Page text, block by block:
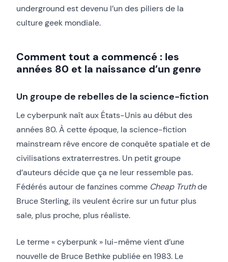
underground est devenu l’un des piliers de la
culture geek mondiale.
Comment tout a commencé : les
années 80 et la naissance d’un genre
Un groupe de rebelles de la science-fiction
Le cyberpunk naît aux États-Unis au début des
années 80. À cette époque, la science-fiction
mainstream rêve encore de conquête spatiale et de
civilisations extraterrestres. Un petit groupe
d’auteurs décide que ça ne leur ressemble pas.
Fédérés autour de fanzines comme Cheap Truthde
Bruce Sterling, ils veulent écrire sur un futur plus
sale, plus proche, plus réaliste.
Le terme « cyberpunk » lui-même vient d’une
nouvelle de Bruce Bethke publiée en 1983. Le